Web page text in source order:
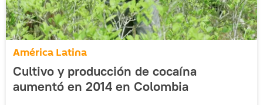
América Latina
Cultivo y producción de cocaína
aumentó en 2014 en Colombia